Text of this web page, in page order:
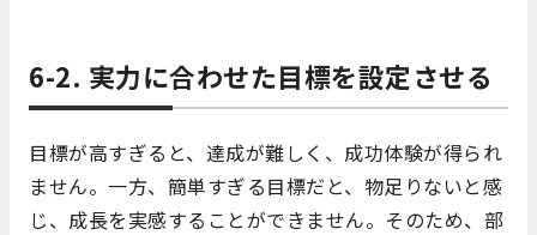
6-2. 実力に合わせた目標を設定させる
目標が高すぎると、達成が難しく、成功体験が得られ
ません。一方、簡単すぎる目標だと、物足りないと感
じ、成長を実感することができません。そのため、部